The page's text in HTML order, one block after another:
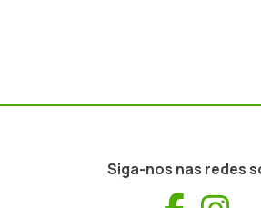
Siga-nos nas redes